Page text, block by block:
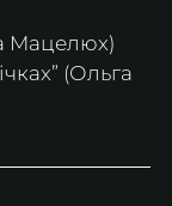
Мацелюх)
(Ольга